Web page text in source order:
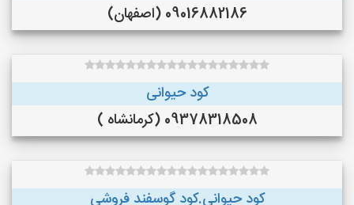
09016882186 (اصفهان)
کود حیوانی
09378318508 (کرمانشاه )
کود حیوانی.کود گوسفند فروشی